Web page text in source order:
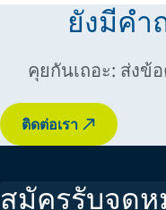
ยังมีคำ
คุยกันเถอะ: ส่งข้
ติดต่อเรา
สมัครรับจดห